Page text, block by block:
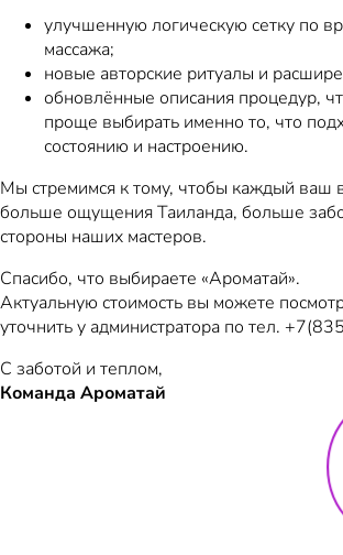
улучшенную логическую сетку по
массажа;
новые авторские ритуалы и
обновлённые описания процедур,
проще выбирать именно то, что
состоянию и настроению.
Мы стремимся к тому, чтобы каждый ваш
больше ощущения Таиланда, больше
стороны наших мастеров.
Спасибо, что выбираете «Ароматай».
Актуальную стоимость вы можете
уточнить у администратора по тел.
С заботой и теплом,
Команда Ароматай